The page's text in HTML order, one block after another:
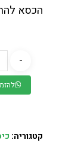
הכסא
קטגוריה: